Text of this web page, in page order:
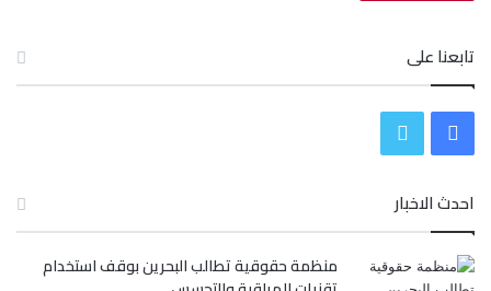
تابعنا على
ب
ي
ت
احدث الاخبار
منظمة حقوقية تطالب البحرين بوقف استخدام